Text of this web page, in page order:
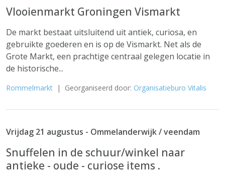
Vlooienmarkt Groningen Vismarkt
De markt bestaat uitsluitend uit antiek, curiosa, en
gebruikte goederen en is op de Vismarkt. Net als de
Grote Markt, een prachtige centraal gelegen locatie in
de historische...
Rommelmarkt | Georganiseerd door: Organisatieburo Vitalis
Vrijdag 21 augustus - Ommelanderwijk / veendam
Snuffelen in de schuur/winkel naar
antieke - oude - curiose items .